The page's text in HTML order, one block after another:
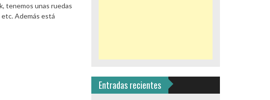
tenemos unas ruedas
Además está
Entradas recientes